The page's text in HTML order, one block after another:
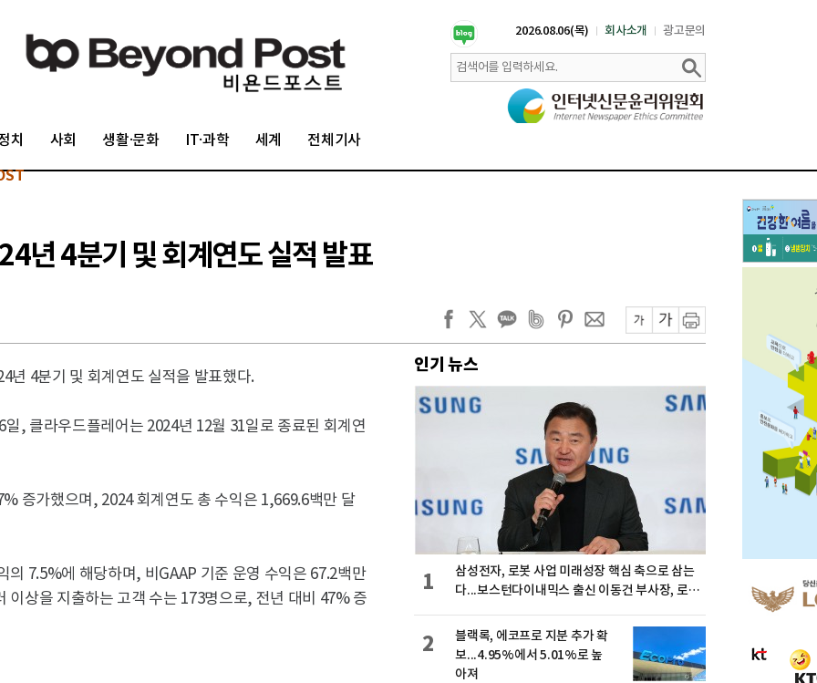
2026.08.06(목) 회사소개 광고문의
치 사회 생활·문화 IT·과학 세계 전체기사
년 4분기 및 회계연도 실적 발표
4분기 및 회계연도 실적을 발표했다.
, 클라우드플레어는 2024년 12월 31일로 종료된 회계연
증가했으며, 2024 회계연도 총 수익은 1,669.6백만 달
의 7.5%에 해당하며, 비GAAP 기준 운영 수익은 67.2백만
상을 지출하는 고객 수는 173명으로, 전년 대비 47% 증
인기 뉴스
삼성전자, 로봇 사업 미래성장 핵심 축으로 삼는
다...보스턴다이내믹스 출신 이동건 부사장, 로보
1
블랙록, 에코프로 지분 추가 확
보...4.95%에서 5.01%로 높
아져
2